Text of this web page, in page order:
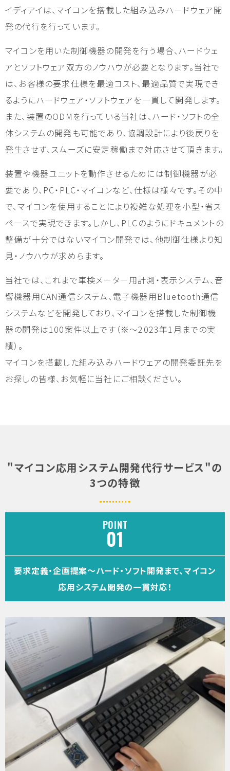
イディアイは、マイコンを搭載した組み込みハードウェア開
発の代行を行っています。
マイコンを用いた制御機器の開発を行う場合、ハードウェ
アとソフトウェア双方のノウハウが必要となります。当社で
は、お客様の要求仕様を最適コスト、最適品質で実現でき
るようにハードウェア・ソフトウェアを一貫して開発します。
また、装置のODMを行っている当社は、ハード・ソフトの全
体システムの開発も可能であり、協調設計により後戻りを
発生させず、スムーズに安定稼働まで対応させて頂きます。
装置や機器ユニットを動作させるためには制御機器が必
要であり、PC・PLC・マイコンなど、仕様は様々です。その中
で、マイコンを使用することにより複雑な処理を小型・省ス
ペースで実現できます。しかし、PLCのようにドキュメントの
整備が十分ではないマイコン開発では、他制御仕様より知
見・ノウハウが求めらます。
当社では、これまで車検メーター用計測・表示システム、音
響機器用CAN通信システム、電子機器用Bluetooth通信
システムなどを開発しており、マイコンを搭載した制御機
器の開発は100案件以上です（※～2023年1月までの実
績）。
マイコンを搭載した組み込みハードウェアの開発委託先を
お探しの皆様、お気軽に当社にご相談ください。
"マイコン応用システム開発代行サービス"の
3つの特徴
POINT
要求定義・企画提案～ハード・ソフト開発まで、マイコン
応用システム開発の一貫対応！